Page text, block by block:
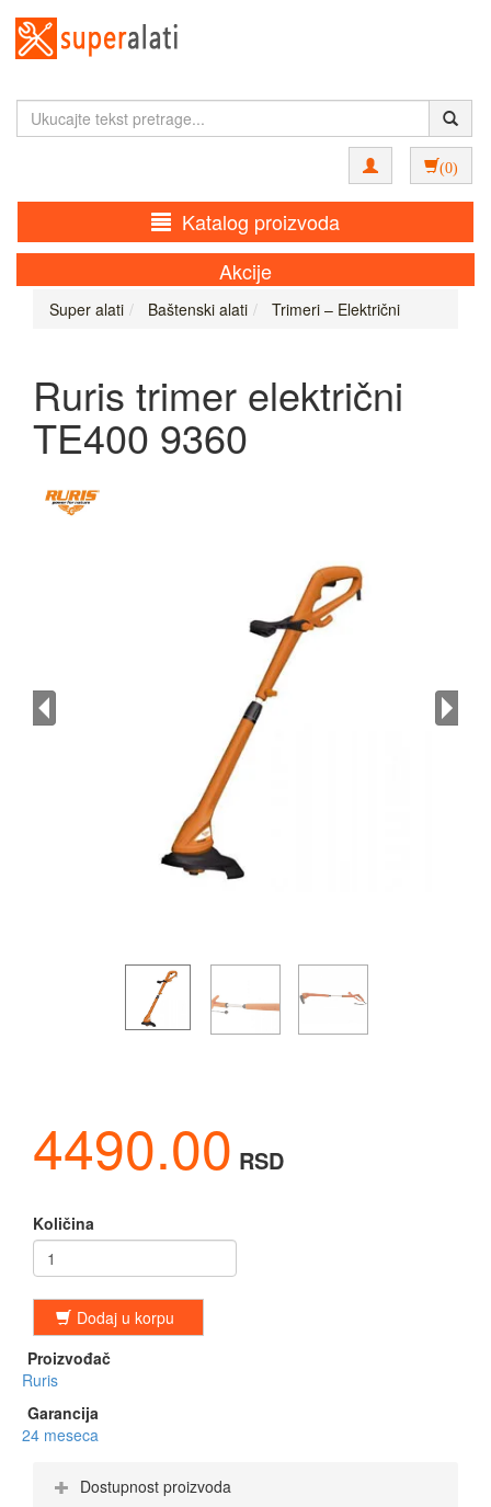
(0)
Katalog proizvoda
Akcije
Super alati Baštenski alati Trimeri – Električni
Ruris trimer električni
TE400 9360
4490.00 RSD
Količina
Dodaj u korpu
Proizvođač
Ruris
Garancija
24 meseca
Dostupnost proizvoda